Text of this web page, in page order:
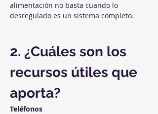
alimentación no basta cuando lo
desregulado es un sistema completo.
2. ¿Cuáles son los
recursos útiles que
aporta?
Teléfonos